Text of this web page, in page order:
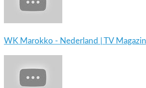
WK Marokko - Nederland | TV